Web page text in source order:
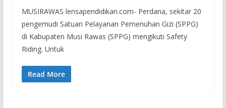
MUSIRAWAS lensapendidikan.com- Perdana, sekitar 20
pengemudi Satuan Pelayanan Pemenuhan Gizi (SPPG)
di Kabupaten Musi Rawas (SPPG) mengikuti Safety
Riding. Untuk
Read More